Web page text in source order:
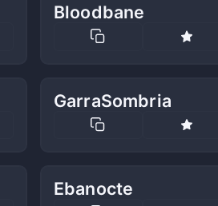
Bloodbane
GarraSombria
Ebanocte